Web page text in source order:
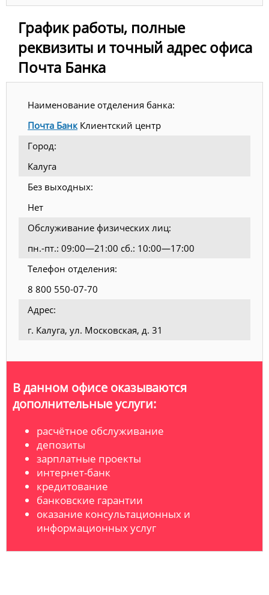
График работы, полные
реквизиты и точный адрес офиса
Почта Банка
Наименование отделения банка:
Почта БанкКлиентский центр
Город:
Калуга
Без выходных:
Нет
Обслуживание физических лиц:
пн.-пт.: 09:00—21:00 сб.: 10:00—17:00
Телефон отделения:
8 800 550-07-70
Адрес:
г. Калуга, ул. Московская, д. 31
В данном офисе оказываются
дополнительные услуги:
расчётное обслуживание
депозиты
зарплатные проекты
интернет-банк
кредитование
банковские гарантии
оказание консультационных и
информационных услуг